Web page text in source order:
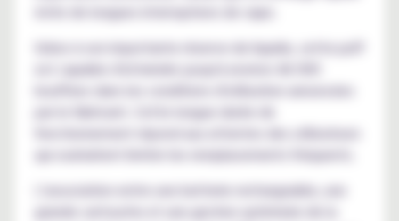
évite de longues interruptions de vape.
Grâce à son importante réserve de liquide, cette puff
est capable d'atteindre jusqu'à environ 46 000
bouffees dans les conditions d'utilisation annoncées
par le fabricant. Cette longue durée de
fonctionnement répond aux attentes des utilisateurs
L'association entre une batterie rechargeable, une
grande cartouche et une gestion optimisée de la